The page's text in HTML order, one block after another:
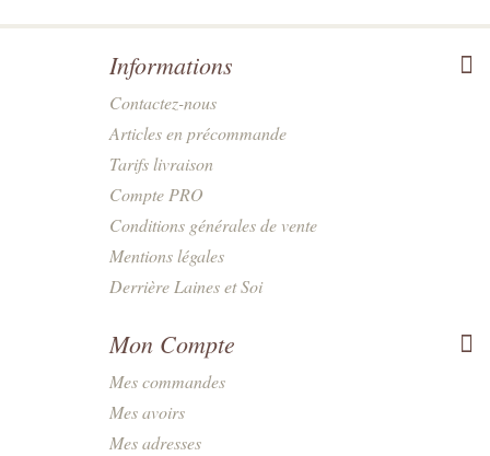
Informations
Contactez-nous
Articles en précommande
Tarifs livraison
Compte PRO
Conditions générales de vente
Mentions légales
Derrière Laines et Soi
Mon Compte
Mes commandes
Mes avoirs
Mes adresses